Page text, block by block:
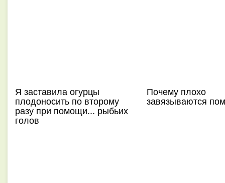
Я заставила огурцы
плодоносить по второму
разу при помощи... рыбьих
голов
Почему плохо
завязываются